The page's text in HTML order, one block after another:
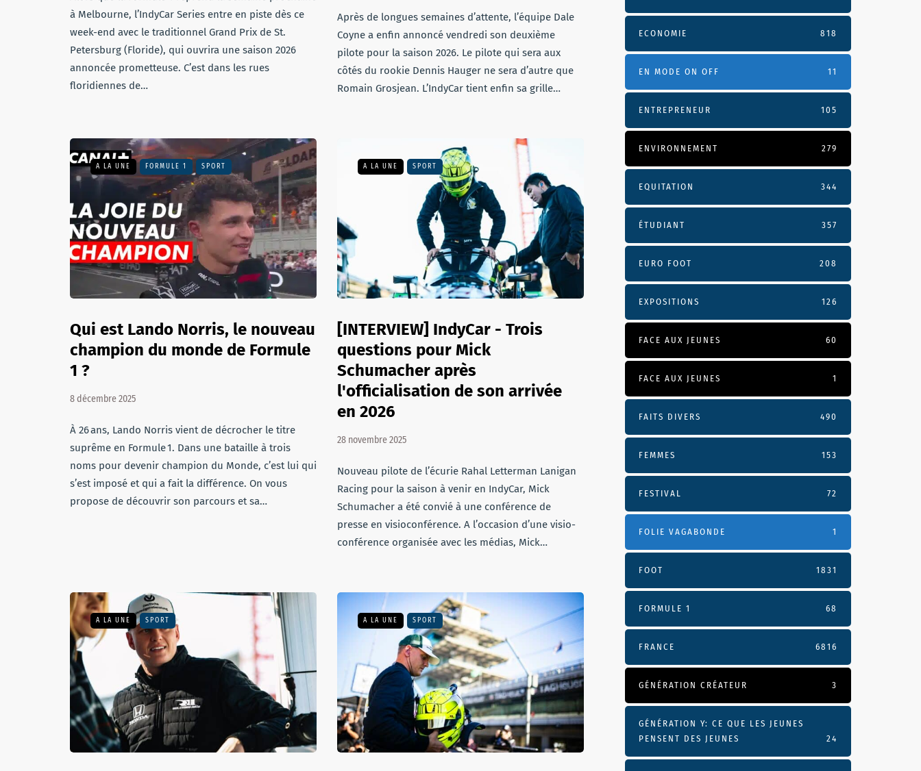
à Melbourne, l’IndyCar Series entre en piste dès ce
week-end avec le traditionnel Grand Prix de St.
Petersburg (Floride), qui ouvrira une saison 2026
annoncée prometteuse. C’est dans les rues
floridiennes de…
Après de longues semaines d’attente, l’équipe Dale
Coyne a enfin annoncé vendredi son deuxième
pilote pour la saison 2026. Le pilote qui sera aux
côtés du rookie Dennis Hauger ne sera d’autre que
Romain Grosjean. L’IndyCar tient enfin sa grille…
A LA UNE FORMULE 1 SPORT
Qui est Lando Norris, le nouveau
champion du monde de Formule
1 ?
8 décembre 2025
À 26 ans, Lando Norris vient de décrocher le titre
suprême en Formule 1. Dans une bataille à trois
noms pour devenir champion du Monde, c’est lui qui
s’est imposé et qui a fait la différence. On vous
propose de découvrir son parcours et sa…
A LA UNE SPORT
[INTERVIEW] IndyCar - Trois
questions pour Mick
Schumacher après
l'officialisation de son arrivée
en 2026
28 novembre 2025
Nouveau pilote de l’écurie Rahal Letterman Lanigan
Racing pour la saison à venir en IndyCar, Mick
Schumacher a été convié à une conférence de
presse en visioconférence. A l’occasion d’une visio-
conférence organisée avec les médias, Mick…
A LA UNE SPORT A LA UNE SPORT
ECONOMIE 818
EN MODE ON OFF 11
ENTREPRENEUR 105
ENVIRONNEMENT 279
EQUITATION 344
ÉTUDIANT 357
EURO FOOT 208
EXPOSITIONS 126
FACE AUX JEUNES 60
FACE AUX JEUNES 1
FAITS DIVERS 490
FEMMES 153
FESTIVAL 72
FOLIE VAGABONDE 1
FOOT 1831
FORMULE 1 68
FRANCE 6816
GÉNÉRATION CRÉATEUR 3
GÉNÉRATION Y: CE QUE LES JEUNES
PENSENT DES JEUNES
24